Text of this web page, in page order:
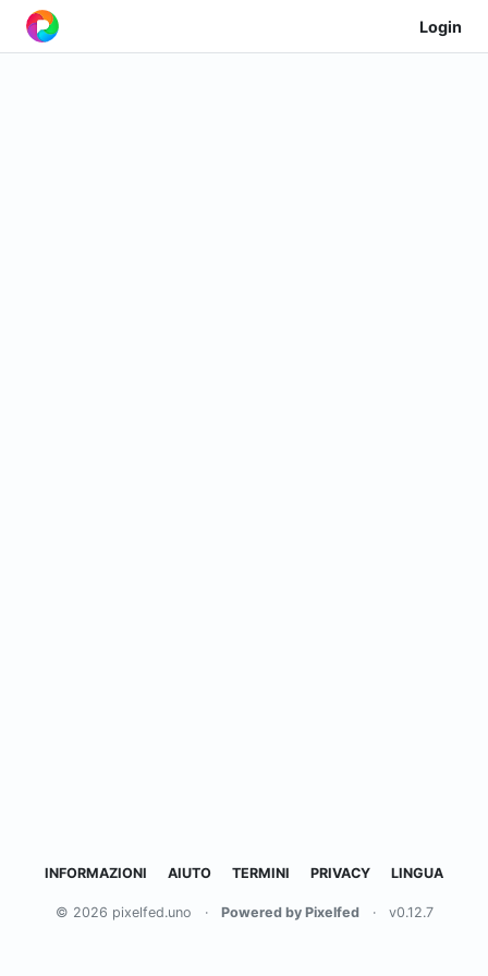
Login
INFORMAZIONI AIUTO TERMINI PRIVACY LINGUA
© 2026 pixelfed.uno · Powered by Pixelfed · v0.12.7